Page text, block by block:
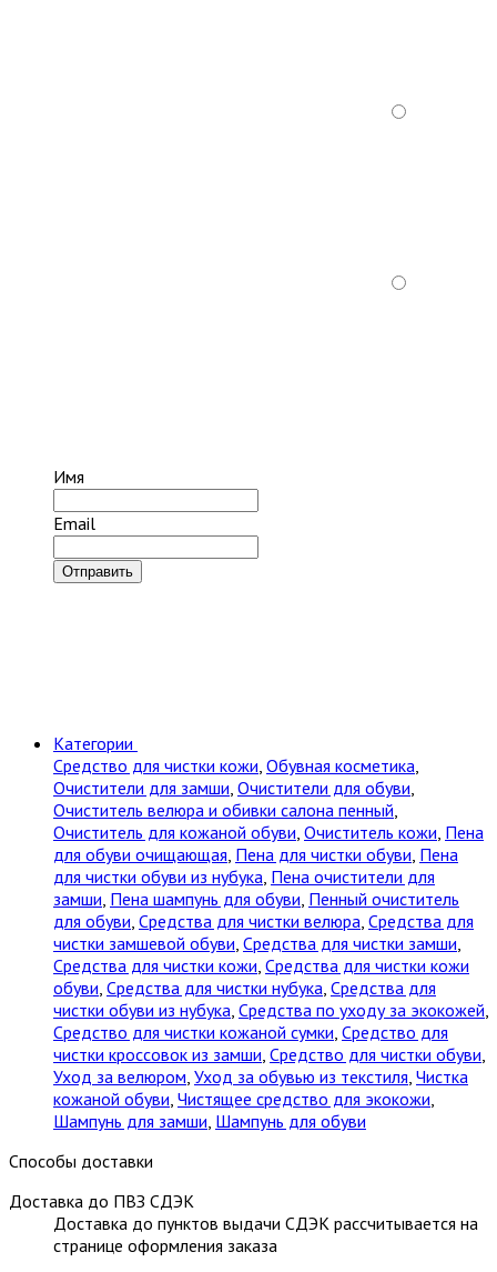
Имя
Email
Отправить
Категории
Cредство для чистки кожи Обувная косметика
Очистители для замши Очистители для обуви
Очиститель велюра и обивки салона пенный
Очиститель для кожаной обуви Очиститель кожи Пена
для обуви очищающая Пена для чистки обуви Пена
для чистки обуви из нубука Пена очистители для
замши Пена шампунь для обуви Пенный очиститель
для обуви Средства для чистки велюра Средства для
чистки замшевой обуви Средства для чистки замши
Средства для чистки кожи Средства для чистки кожи
обуви Средства для чистки нубука Средства для
чистки обуви из нубука Средства по уходу за экокожей
Средство для чистки кожаной сумки Средство для
чистки кроссовок из замши Средство для чистки обуви
Уход за велюром Уход за обувью из текстиля Чистка
кожаной обуви Чистящее средство для экокожи
Шампунь для замши Шампунь для обуви
Способы доставки
Доставка до ПВЗ СДЭК
Доставка до пунктов выдачи СДЭК рассчитывается на
странице оформления заказа